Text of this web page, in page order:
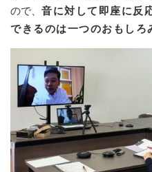
ので、 音に対して即座に反
できるのは一つのおもしろ